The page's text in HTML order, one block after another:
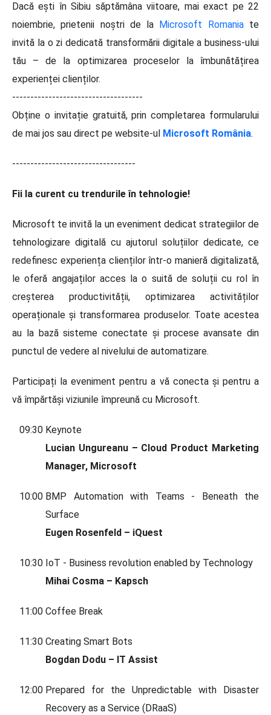
Dacă ești în Sibiu săptămâna viitoare, mai exact pe 22
noiembrie, prietenii noștri de la Microsoft Romaniate
invită la o zi dedicată transformării digitale a business-ului
tău – de la optimizarea proceselor la îmbunătățirea
experienței clienților.
------------------------------------
Obține o invitație gratuită, prin completarea formularului
de mai jos sau direct pe website-ul Microsoft România.
----------------------------------
Fii la curent cu trendurile în tehnologie!
Microsoft te invită la un eveniment dedicat strategiilor de
tehnologizare digitală cu ajutorul soluțiilor dedicate, ce
redefinesc experiența clienților într-o manieră digitalizată,
le oferă angajaților acces la o suită de soluții cu rol în
creșterea productivității, optimizarea activităților
operaționale și transformarea produselor. Toate acestea
au la bază sisteme conectate și procese avansate din
punctul de vedere al nivelului de automatizare.
Participați la eveniment pentru a vă conecta și pentru a
vă împărtăși viziunile împreună cu Microsoft.
09:30 Keynote
Lucian Ungureanu – Cloud Product Marketing
Manager, Microsoft
10:00 BMP Automation with Teams - Beneath the
Surface
Eugen Rosenfeld – iQuest
10:30 IoT - Business revolution enabled by Technology
Mihai Cosma – Kapsch
11:00 Coffee Break
11:30 Creating Smart Bots
Bogdan Dodu – IT Assist
12:00 Prepared for the Unpredictable with Disaster
Recovery as a Service (DRaaS)